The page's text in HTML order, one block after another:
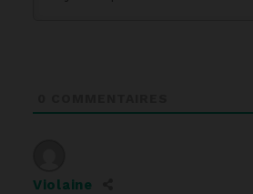
Violaine